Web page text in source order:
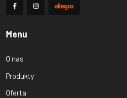
Menu
O nas
Produkty
Oferta